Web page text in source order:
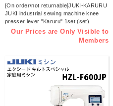
[On order/not returnable]JUKI-KARURU
JUKI industrial sewing machine knee
presser lever "Karuru" 1set (set)
Our Prices are Only Visible to
Members